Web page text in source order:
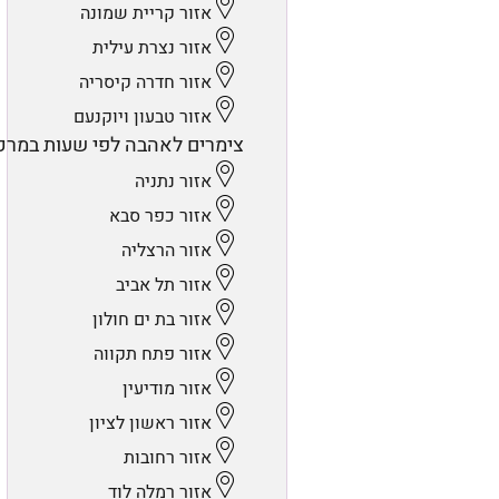
אזור קריית שמונה
אזור נצרת עילית
אזור חדרה קיסריה
אזור טבעון ויוקנעם
צימרים לאהבה לפי שעות
אזור נתניה
אזור כפר סבא
אזור הרצליה
אזור תל אביב
אזור בת ים חולון
אזור פתח תקווה
אזור מודיעין
אזור ראשון לציון
אזור רחובות
אזור רמלה לוד